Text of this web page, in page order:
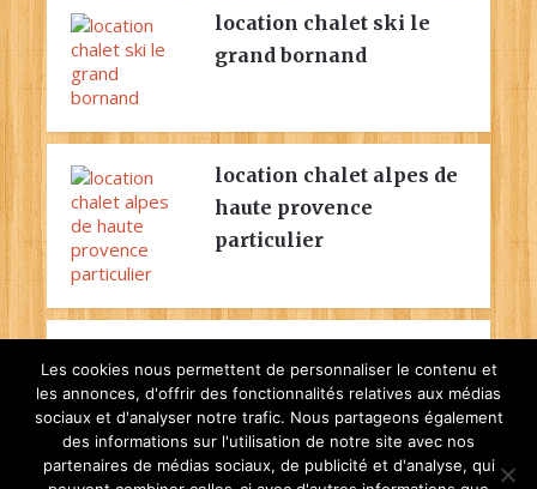
location chalet ski le
grand bornand
location chalet alpes de
haute provence
particulier
personnes
location chalet ski le
Les cookies nous permettent de personnaliser le contenu et
les annonces, d'offrir des fonctionnalités relatives aux médias
sociaux et d'analyser notre trafic. Nous partageons également
des informations sur l'utilisation de notre site avec nos
partenaires de médias sociaux, de publicité et d'analyse, qui